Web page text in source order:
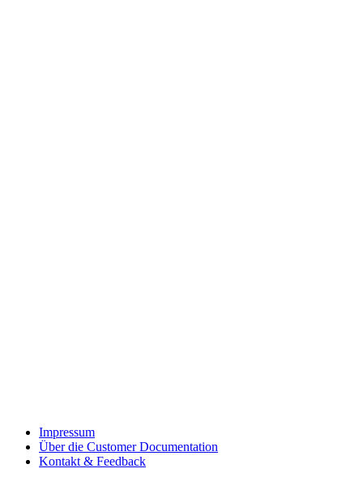
Impressum
Über die Customer Documentation
Kontakt & Feedback